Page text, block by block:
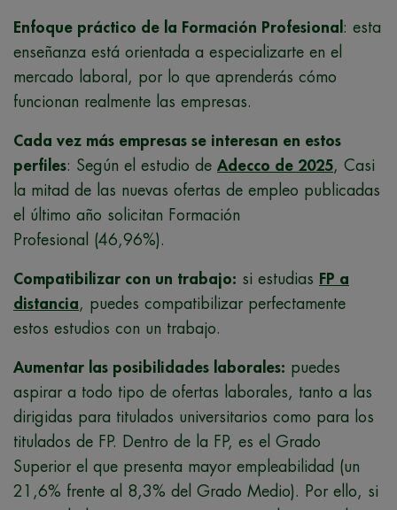
Enfoque práctico de la Formación Profesional : esta
enseñanza está orientada a especializarte en el
mercado laboral, por lo que aprenderás cómo
funcionan realmente las empresas.
Cada vez más empresas se interesan en estos
perfiles: Según el estudio de Adecco de 2025, Casi
la mitad de las nuevas ofertas de empleo publicadas
el último año solicitan Formación
Profesional (46,96%).
Compatibilizar con un trabajo: si estudias FP a
distancia, puedes compatibilizar perfectamente
estos estudios con un trabajo.
Aumentar las posibilidades laborales: puedes
aspirar a todo tipo de ofertas laborales, tanto a las
dirigidas para titulados universitarios como para los
titulados de FP. Dentro de la FP, es el Grado
Superior el que presenta mayor empleabilidad (un
21,6% frente al 8,3% del Grado Medio). Por ello, si